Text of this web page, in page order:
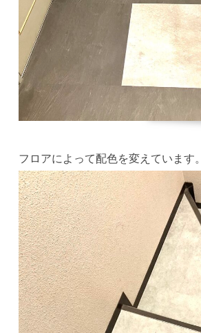
フロアによって配色を変えています。